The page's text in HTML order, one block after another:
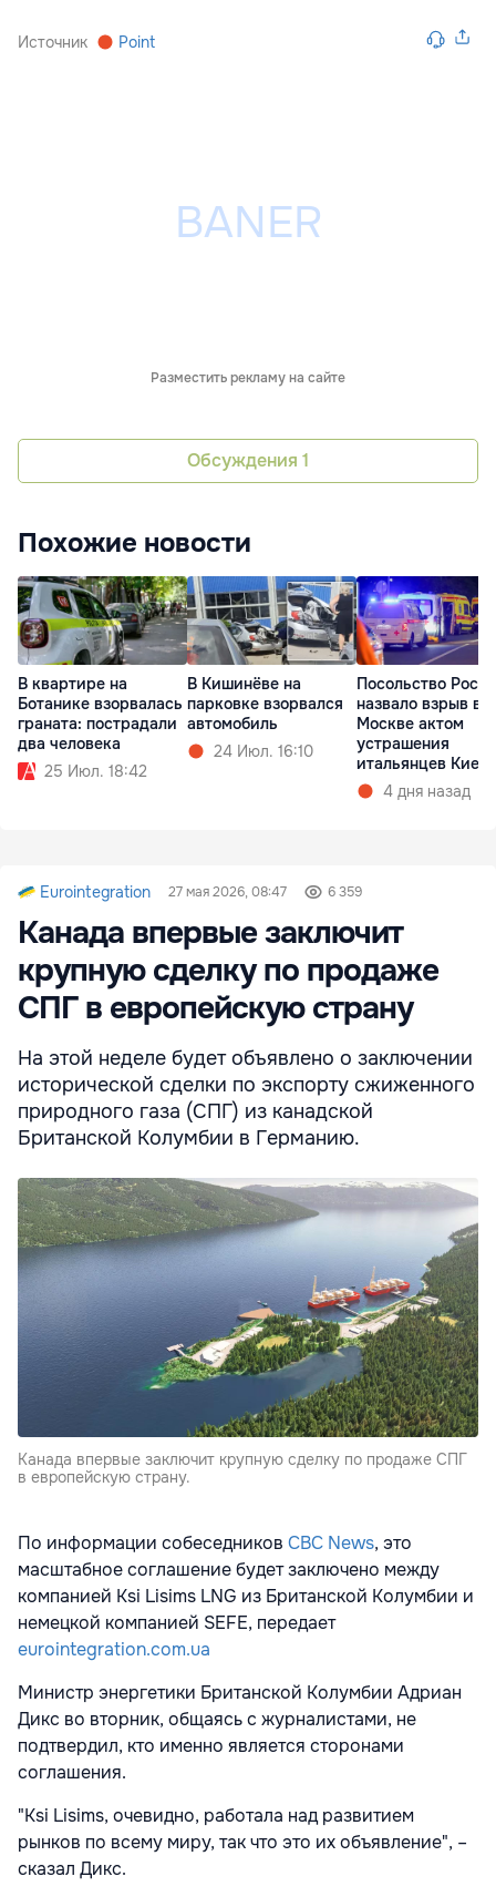
Источник Point
Разместить рекламу на сайте
Обсуждения 1
Похожие новости
В квартире на
Ботанике взорвалась
граната: пострадали
два человека
25 Июл. 18:42
В Кишинёве на
парковке взорвался
автомобиль
24 Июл. 16:10
Посольство
назвало взрыв в
Москве актом
устрашения
итальянцев
4 дня назад
Eurointegration 27 мая 2026, 08:47 6 359
Канада впервые заключит
крупную сделку по продаже
СПГ в европейскую страну
На этой неделе будет объявлено о заключении
исторической сделки по экспорту сжиженного
природного газа (СПГ) из канадской
Британской Колумбии в Германию.
Канада впервые заключит крупную сделку по продаже СПГ
в европейскую страну.
По информации собеседников CBC News, это
масштабное соглашение будет заключено между
компанией Ksi Lisims LNG из Британской Колумбии и
немецкой компанией SEFE, передает
eurointegration.com.ua
Министр энергетики Британской Колумбии Адриан
Дикс во вторник, общаясь с журналистами, не
подтвердил, кто именно является сторонами
соглашения.
"Ksi Lisims, очевидно, работала над развитием
рынков по всему миру, так что это их объявление", –
сказал Дикс.